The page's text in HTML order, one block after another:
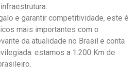
e garantir competitividade, este é
mais importantes com o
da atualidade no Brasil e conta
estamos a 1.200 Km de